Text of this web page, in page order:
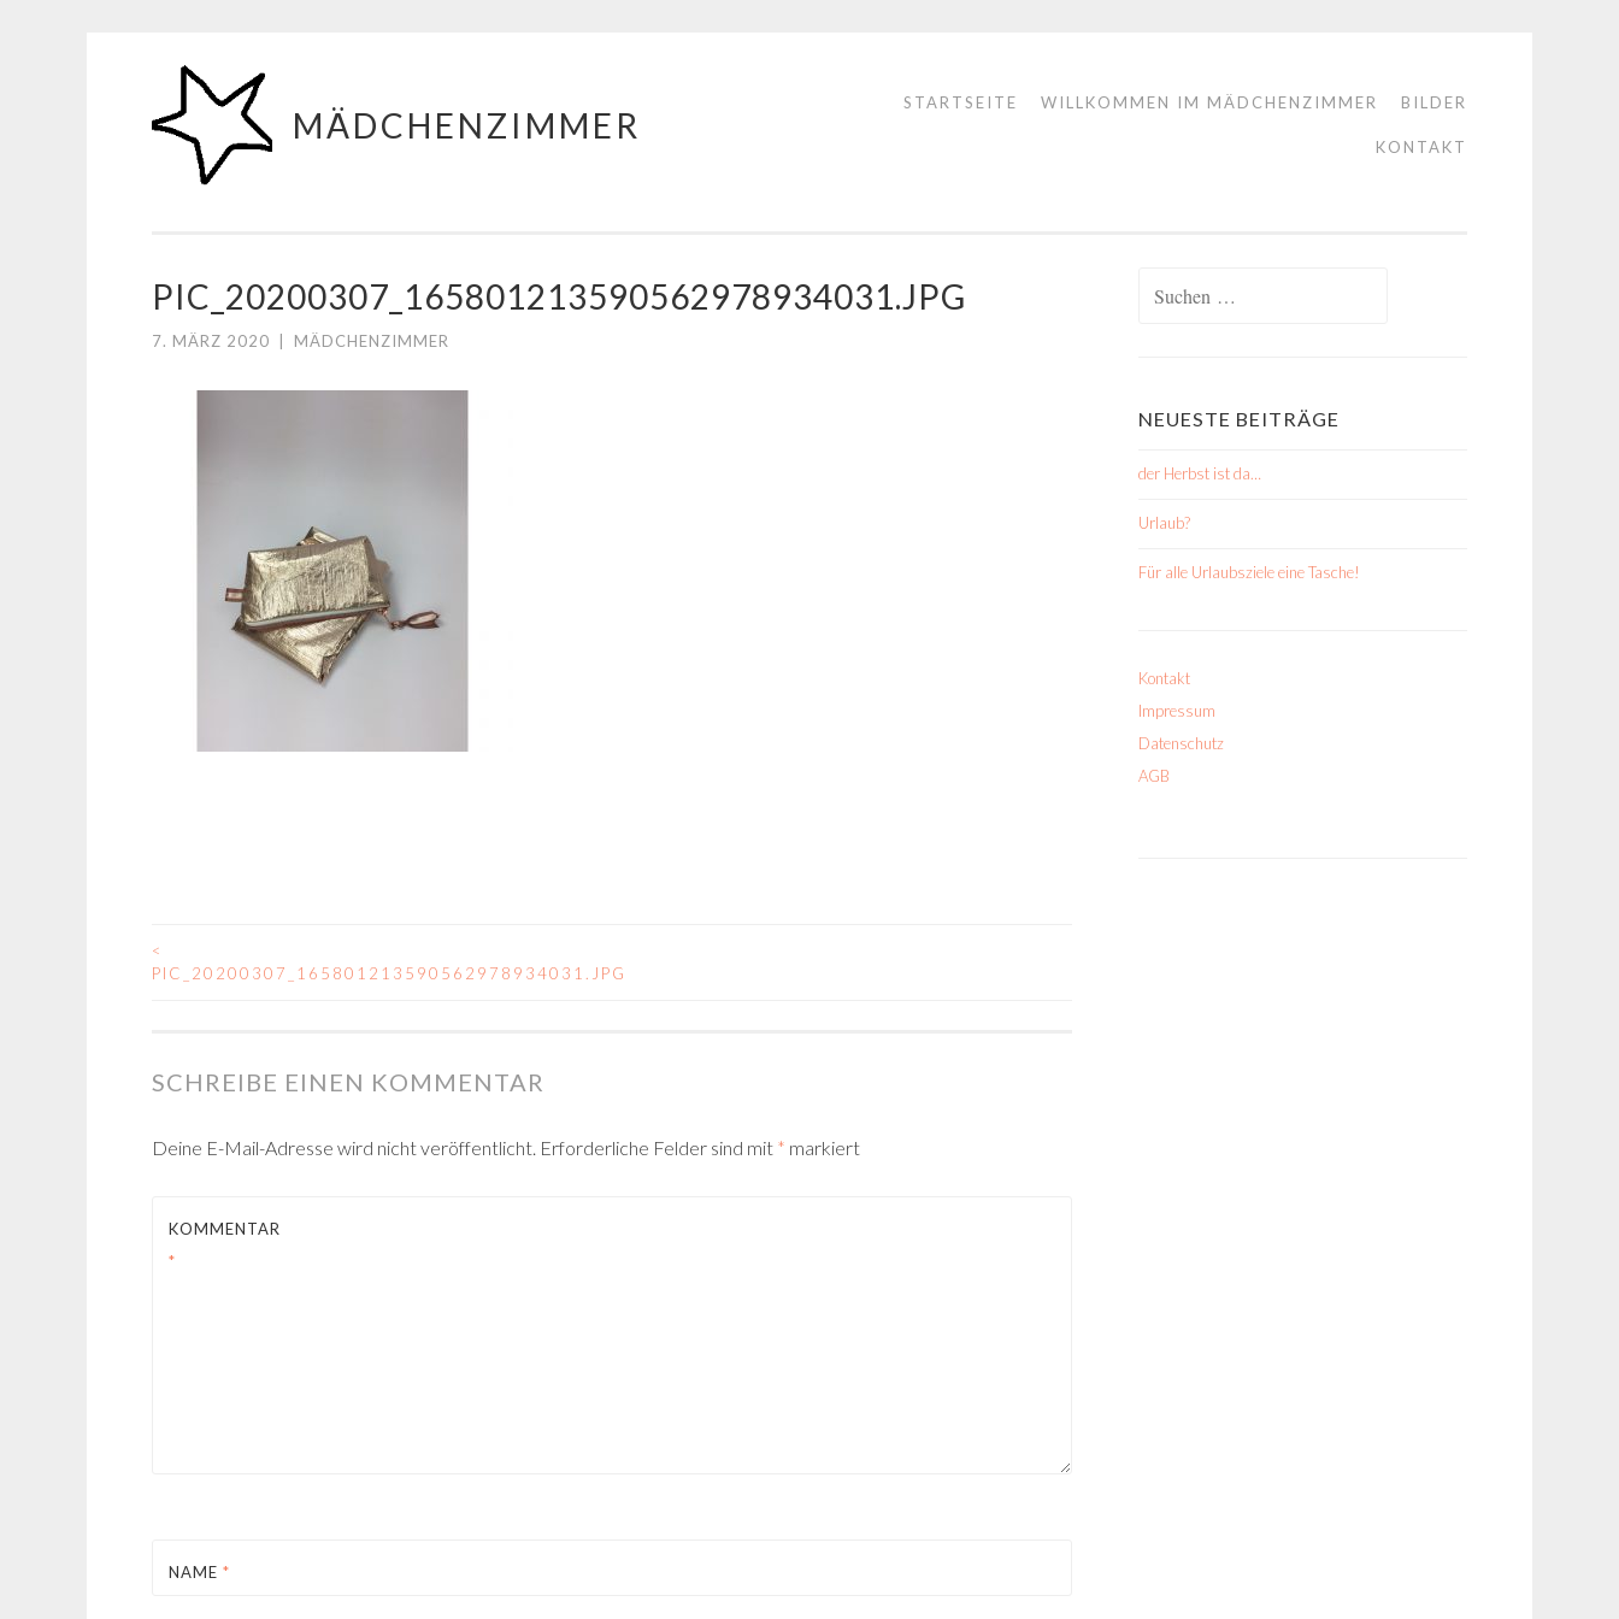
Zum
Inhalt
springen
MÄDCHENZIMMER
STARTSEITE WILLKOMMEN IM MÄDCHENZIMMER BILDER
KONTAKT
PIC_20200307_165801213590562978934031.JPG
7. MÄRZ 2020 MÄDCHENZIMMER
BEITRAGSNAVIGATION
<
PIC_20200307_165801213590562978934031.JPG
SCHREIBE EINEN KOMMENTAR
Deine E-Mail-Adresse wird nicht veröffentlicht. Erforderliche Felder sind mit * markiert
KOMMENTAR
*
NAME *
NEUESTE BEITRÄGE
der Herbst ist da…
Urlaub?
Für alle Urlaubsziele eine Tasche!
Kontakt
Impressum
Datenschutz
AGB